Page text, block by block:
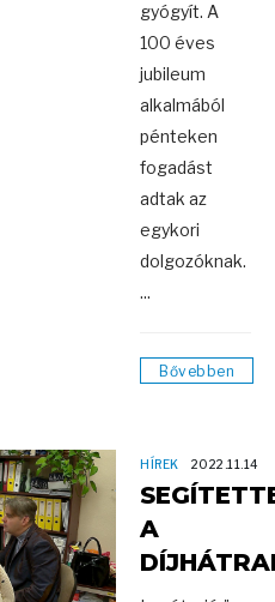
gyógyít. A
100 éves
jubileum
alkalmából
pénteken
fogadást
adtak az
egykori
dolgozóknak.
...
Bővebben
HÍREK 2022.11.14
A